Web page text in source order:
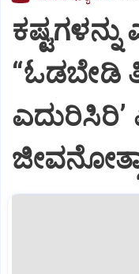
“ಓಡಬೇಡಿ
ಎದುರಿಸಿರಿ’